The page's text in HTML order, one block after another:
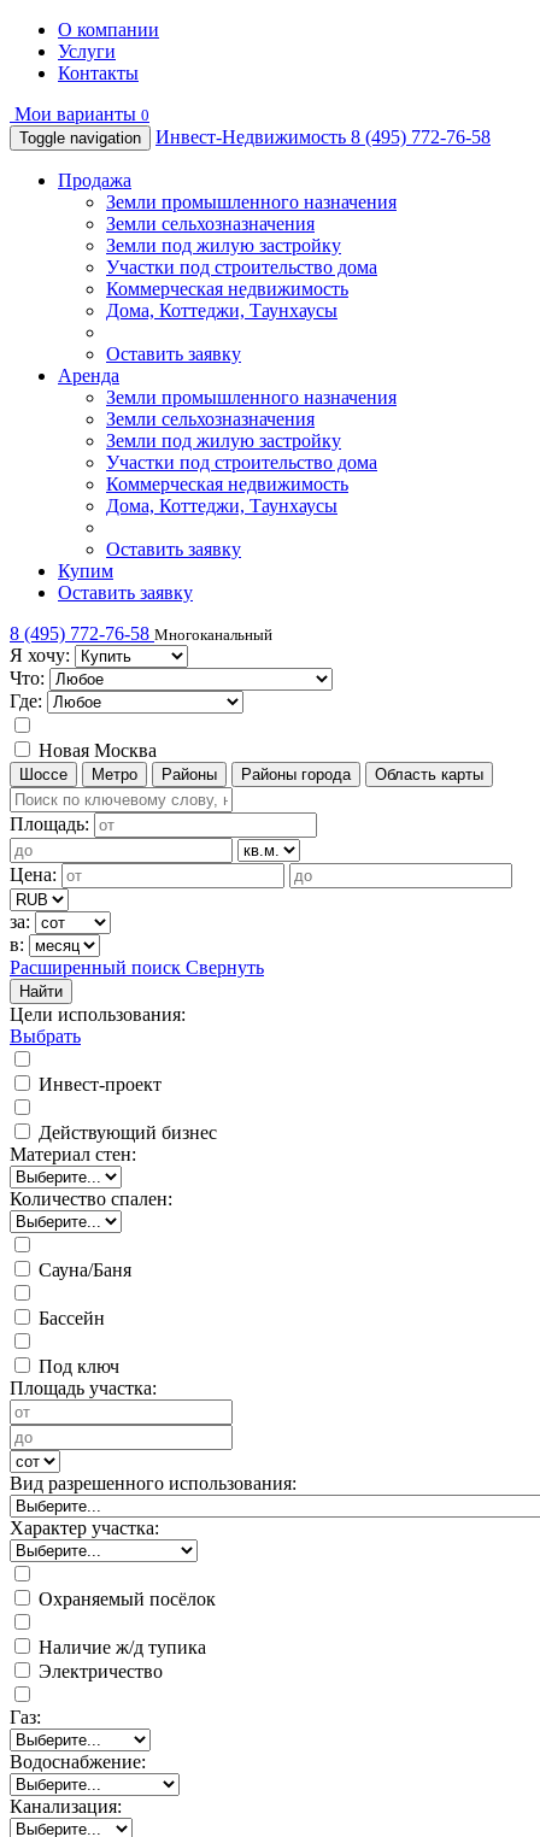
О компании
Услуги
Контакты
Мои варианты 0
Toggle navigation
Инвест-Недвижимость 8 (495) 772-76-58
Продажа
Земли промышленного назначения
Земли сельхозназначения
Земли под жилую застройку
Участки под строительство дома
Коммерческая недвижимость
Дома, Коттеджи, Таунхаусы
Оставить заявку
Аренда
Земли промышленного назначения
Земли сельхозназначения
Земли под жилую застройку
Участки под строительство дома
Коммерческая недвижимость
Дома, Коттеджи, Таунхаусы
Оставить заявку
Купим
Оставить заявку
8 (495) 772-76-58 Многоканальный
Я хочу:
Что:
Где:
Новая Москва
Шоссе Метро Районы Районы города Область карты
Площадь:
Цена:
за:
в:
Расширенный поиск Свернуть
Найти
Цели использования:
Выбрать
Инвест-проект
Действующий бизнес
Материал стен:
Количество спален:
Сауна/Баня
Бассейн
Под ключ
Площадь участка:
Вид разрешенного использования:
Характер участка:
Охраняемый посёлок
Наличие ж/д тупика
Электричество
Газ:
Водоснабжение:
Канализация: